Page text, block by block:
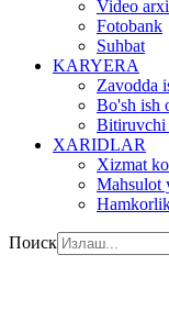
Video
Fotobank
Suhbat
KARYERA
Zavodda
Bo'sh ish
Bitiruvchi
XARIDLAR
Xizmat
Mahsulot
Поиск